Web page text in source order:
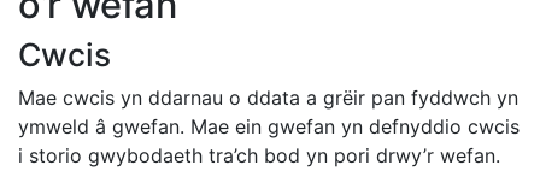
Cwcis
Mae cwcis yn ddarnau o ddata a grëir pan fyddwch yn
ymweld â gwefan. Mae ein gwefan yn defnyddio cwcis
i storio gwybodaeth tra’ch bod yn pori drwy’r wefan.